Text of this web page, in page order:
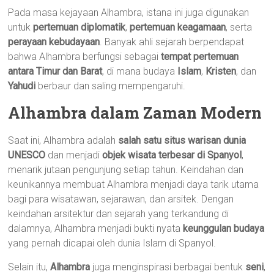
Pada masa kejayaan Alhambra, istana ini juga digunakan
untukpertemuan diplomatik,pertemuan keagamaan, serta
perayaan kebudayaan. Banyak ahli sejarah berpendapat
bahwa Alhambra berfungsi sebagaitempat pertemuan
antara Timur dan Barat, di mana budaya Islam, Kristen, dan
Yahudi berbaur dan saling mempengaruhi.
Alhambra dalam Zaman Modern
Saat ini, Alhambra adalah salah satu situs warisan dunia
UNESCO dan menjadiobjek wisata terbesar di Spanyol ,
menarik jutaan pengunjung setiap tahun. Keindahan dan
keunikannya membuat Alhambra menjadi daya tarik utama
bagi para wisatawan, sejarawan, dan arsitek. Dengan
keindahan arsitektur dan sejarah yang terkandung di
dalamnya, Alhambra menjadi bukti nyata keunggulan budaya
yang pernah dicapai oleh dunia Islam di Spanyol.
Selain itu,Alhambra juga menginspirasi berbagai bentuk seni,